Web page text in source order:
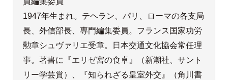
1947年生まれ。テヘラン、パリ、ローマの各支局
長、外信部長、専門編集委員。フランス国家功労
勲章シュヴァリエ受章。日本交通文化協会常任理
事。著書に『エリゼ宮の食卓』（新潮社、サント
リー学芸賞）、『知られざる皇室外交』（角川書